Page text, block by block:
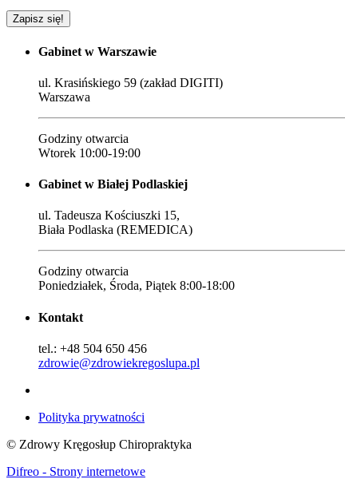
Gabinet w Warszawie
ul. Krasińskiego 59 (zakład DIGITI)
Warszawa
Godziny otwarcia
Wtorek 10:00-19:00
Gabinet w Białej Podlaskiej
ul. Tadeusza Kościuszki 15,
Biała Podlaska (REMEDICA)
Godziny otwarcia
Poniedziałek, Środa, Piątek 8:00-18:00
Kontakt
tel.: +48 504 650 456
zdrowie@zdrowiekregoslupa.pl
Polityka prywatności
© Zdrowy Kręgosłup Chiropraktyka
Difreo - Strony internetowe